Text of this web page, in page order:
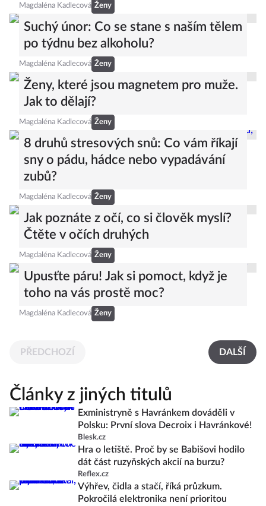
Magdaléna Kadlecová Ženy
Suchý únor: Co se stane s naším tělem
po týdnu bez alkoholu?
Magdaléna Kadlecová Ženy
Ženy, které jsou magnetem pro muže.
Jak to dělají?
Magdaléna Kadlecová Ženy
8 druhů stresových snů: Co vám říkají
sny o pádu, hádce nebo vypadávání
zubů?
Magdaléna Kadlecová Ženy
Jak poznáte z očí, co si člověk myslí?
Čtěte v očích druhých
Magdaléna Kadlecová Ženy
Upusťte páru! Jak si pomoct, když je
toho na vás prostě moc?
Magdaléna Kadlecová Ženy
PŘEDCHOZÍ DALŠÍ
Články z jiných titulů
Exministryně s Havránkem dováděli v
Polsku: První slova Decroix i Havránkové!
Blesk.cz
Hra o letiště. Proč by se Babišovi hodilo
dát část ruzyňských akcií na burzu?
Reflex.cz
Výhřev, čidla a stačí, říká průzkum.
Pokročilá elektronika není prioritou